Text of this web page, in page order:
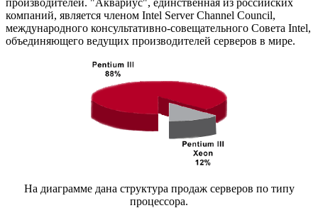
компаний, является членом Intel Server Channel Council,
международного консультативно-совещательного Совета Intel,
объединяющего ведущих производителей серверов в мире.
На диаграмме дана структура продаж серверов по типу
процессора.